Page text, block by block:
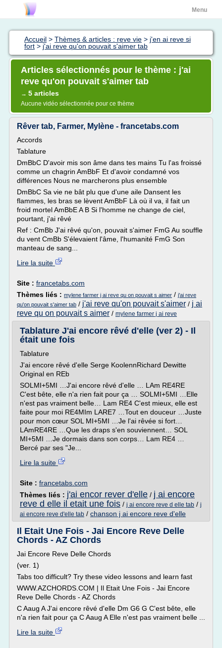
Menu
Accueil > Thèmes & articles : reve vie > j'en ai reve si
fort > j'ai reve qu'on pouvait s'aimer tab
Articles sélectionnés pour le thème : j'ai
reve qu'on pouvait s'aimer tab
→ 5 articles
Aucune vidéo sélectionnée pour ce thème
Rêver tab, Farmer, Mylène - francetabs.com
Accords
Tablature
DmBbC D'avoir mis son âme dans tes mains Tu l'as froissé
comme un chagrin AmBbF Et d'avoir condamné vos
différences Nous ne marcherons plus ensemble
DmBbC Sa vie ne bât plu que d'une aile Dansent les
flammes, les bras se lèvent AmBbF Là où il va, il fait un
froid mortel AmBbE A B Si l'homme ne change de ciel,
pourtant, j'ai rêvé
Ref : CmBb J'ai rêvé qu'on, pouvait s'aimer FmG Au souffle
du vent CmBb S'élevaient l'âme, l'humanité FmG Son
manteau de sang...
Lire la suite
Site : francetabs.com
Thèmes liés : mylene farmer j ai reve qu on pouvait s aimer / j'ai reve
qu'on pouvait s'aimer tab / j'ai reve qu'on pouvait s'aimer / j ai
reve qu on pouvait s aimer / mylene farmer j ai reve
Tablature J'ai encore rêvé d'elle (ver 2) - Il
était une fois
Tablature
J'ai encore rêvé d'elle Serge KoolennRichard Dewitte
Original en REb
SOLMI+5MI …J'ai encore rêvé d'elle … LAm RE4RE
C'est bête, elle n'a rien fait pour ça … SOLMI+5MI …Elle
n'est pas vraiment belle… Lam RE4 C'est mieux, elle est
faite pour moi RE4MIm LARE7 …Tout en douceur …Juste
pour mon cœur SOL MI+5MI …Je l'ai rêvée si fort…
LAmRE4RE …Que les draps s'en souviennent… SOL
MI+5MI …Je dormais dans son corps… Lam RE4 …
Bercé par ses "Je...
Lire la suite
Site : francetabs.com
Thèmes liés : j'ai encor rever d'elle / j ai encore
reve d elle il etait une fois / j ai encore reve d elle tab / j
ai encore reve d'elle tab / chanson j ai encore reve d'elle
Il Etait Une Fois - Jai Encore Reve Delle
Chords - AZ Chords
Jai Encore Reve Delle Chords
(ver. 1)
Tabs too difficult? Try these video lessons and learn fast
WWW.AZCHORDS.COM | Il Etait Une Fois - Jai Encore
Reve Delle Chords - AZ Chords
C Aaug A J'ai encore rêvé d'elle Dm G6 G C'est bête, elle
n'a rien fait pour ça C Aaug A Elle n'est pas vraiment belle ...
Lire la suite